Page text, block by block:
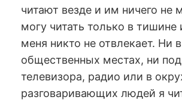
читают везде и им ничего не
могу читать только в тишине
меня никто не отвлекает. Ни в
общественных местах, ни
телевизора, радио или в
разговаривающих людей я